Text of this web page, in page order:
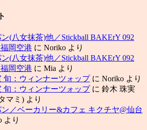
(八女抹茶)他／Stickball BAKErY 092
岡空港 に Noriko より
(八女抹茶)他／Stickball BAKErY 092
岡空港 に Mia より
旬：ウィンナーツォップに Noriko より
旬：ウィンナーツォップに 鈴木 珠実
マミ) より
ン／ベーカリー&カフェ キクチヤ@仙台
より